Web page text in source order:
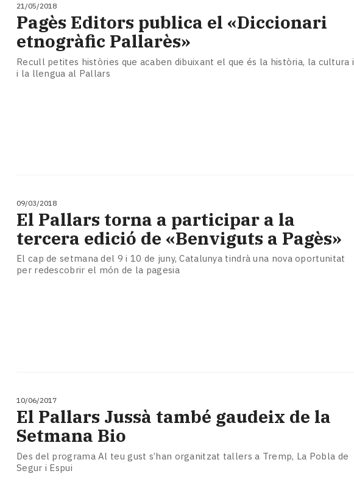
21/05/2018
Pagès Editors publica el «Diccionari
etnogràfic Pallarès»
Recull petites històries que acaben dibuixant el que és la història, la cultura i
i la llengua al Pallars
09/03/2018
El Pallars torna a participar a la
tercera edició de «Benviguts a Pagès»
El cap de setmana del 9 i 10 de juny, Catalunya tindrà una nova oportunitat
per redescobrir el món de la pagesia
10/06/2017
El Pallars Jussà també gaudeix de la
Setmana Bio
Des del programa Al teu gust s’han organitzat tallers a Tremp, La Pobla de
Segur i Espui